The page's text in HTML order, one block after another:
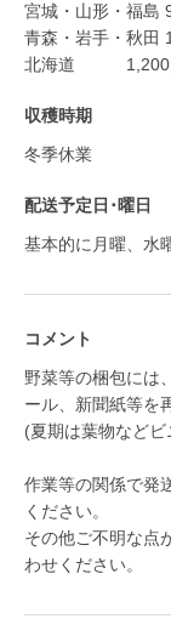
宮城・山形・福島
青森・岩手・秋田
北海道
1,200
収穫時期
冬季休業
配送予定日･曜日
基本的に月曜、水
コメント
野菜等の梱包には
ール、新聞紙等を
(夏期は葉物など
作業等の関係で発
ください。
その他ご不明な点
わせください。